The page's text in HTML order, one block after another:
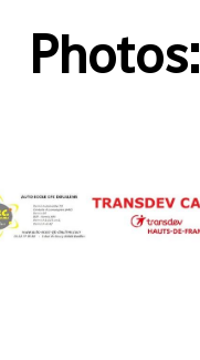
Photos: